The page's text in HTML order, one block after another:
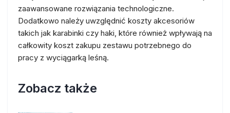
zaawansowane rozwiązania technologiczne.
Dodatkowo należy uwzględnić koszty akcesoriów
takich jak karabinki czy haki, które również wpływają na
całkowity koszt zakupu zestawu potrzebnego do
pracy z wyciągarką leśną.
Zobacz także